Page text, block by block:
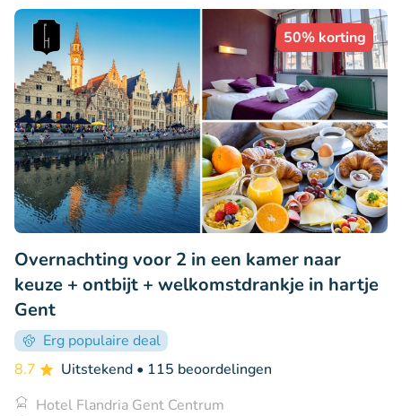
50% korting
Overnachting voor 2 in een kamer naar
keuze + ontbijt + welkomstdrankje in hartje
Gent
Erg populaire deal
8.7
Uitstekend • 115 beoordelingen
Hotel Flandria Gent Centrum